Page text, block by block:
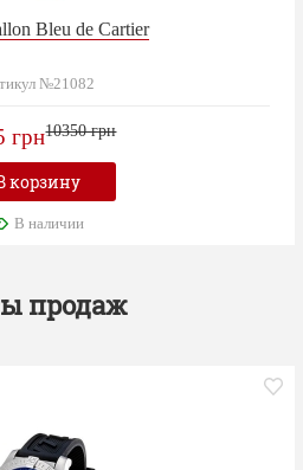
Bleu de Cartier
№21082
грн10350 грн
корзину
В наличии
продаж